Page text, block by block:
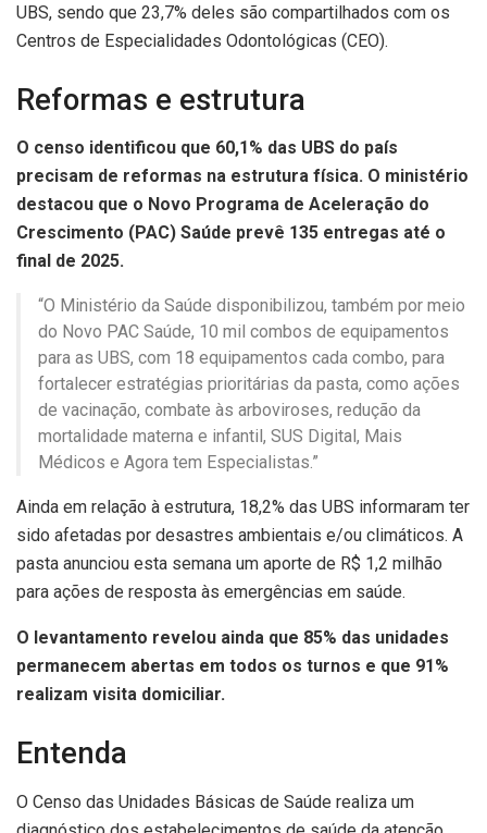
UBS, sendo que 23,7% deles são compartilhados com os
Centros de Especialidades Odontológicas (CEO).
Reformas e estrutura
O censo identificou que 60,1% das UBS do país
precisam de reformas na estrutura física. O ministério
destacou que o Novo Programa de Aceleração do
Crescimento (PAC) Saúde prevê 135 entregas até o
final de 2025.
“O Ministério da Saúde disponibilizou, também por meio
do Novo PAC Saúde, 10 mil combos de equipamentos
para as UBS, com 18 equipamentos cada combo, para
fortalecer estratégias prioritárias da pasta, como ações
de vacinação, combate às arboviroses, redução da
mortalidade materna e infantil, SUS Digital, Mais
Médicos e Agora tem Especialistas.”
Ainda em relação à estrutura, 18,2% das UBS informaram ter
sido afetadas por desastres ambientais e/ou climáticos. A
pasta anunciou esta semana um aporte de R$ 1,2 milhão
para ações de resposta às emergências em saúde.
O levantamento revelou ainda que 85% das unidades
permanecem abertas em todos os turnos e que 91%
realizam visita domiciliar.
Entenda
O Censo das Unidades Básicas de Saúde realiza um